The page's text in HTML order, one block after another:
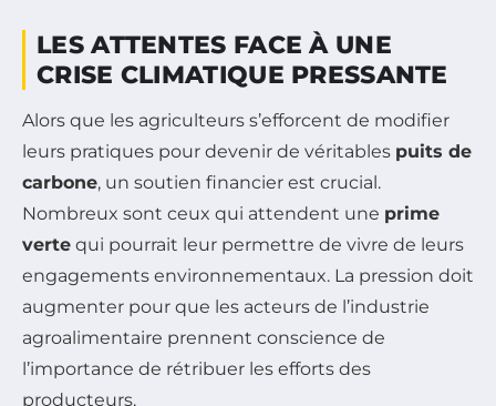
LES ATTENTES FACE À UNE
CRISE CLIMATIQUE PRESSANTE
Alors que les agriculteurs s’efforcent de modifier
leurs pratiques pour devenir de véritables puits de
carbone, un soutien financier est crucial.
Nombreux sont ceux qui attendent une prime
verte qui pourrait leur permettre de vivre de leurs
engagements environnementaux. La pression doit
augmenter pour que les acteurs de l’industrie
agroalimentaire prennent conscience de
l’importance de rétribuer les efforts des
producteurs.